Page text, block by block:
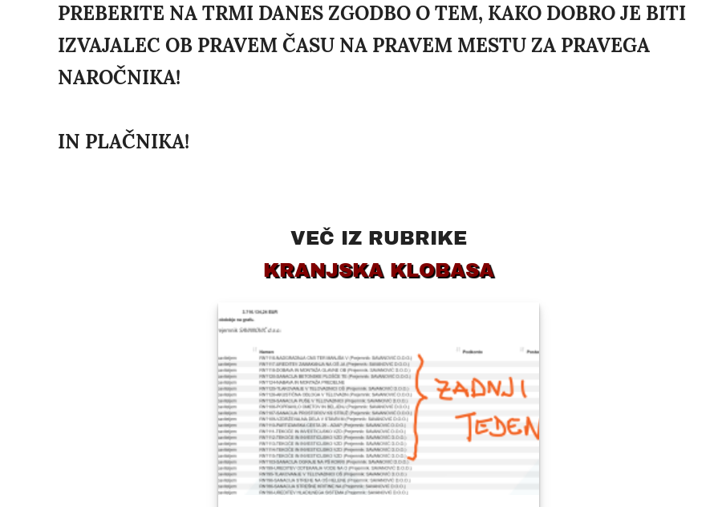
PREBERITE NA TRMI DANES ZGODBO O TEM, KAKO DOBRO JE BITI
IZVAJALEC OB PRAVEM ČASU NA PRAVEM MESTU ZA PRAVEGA
NAROČNIKA!
IN PLAČNIKA!
VEČ IZ RUBRIKE
KRANJSKA KLOBASA